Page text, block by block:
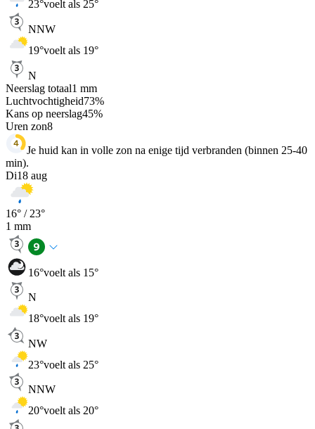
23°voelt als 25°
NNW
19°voelt als 19°
N
Neerslag totaal1 mm
Luchtvochtigheid73%
Kans op neerslag45%
Uren zon8
Je huid kan in volle zon na enige tijd verbranden (binnen 25-40
min).
Di18 aug
16° / 23°
1 mm
16°voelt als 15°
N
18°voelt als 19°
NW
23°voelt als 25°
NNW
20°voelt als 20°